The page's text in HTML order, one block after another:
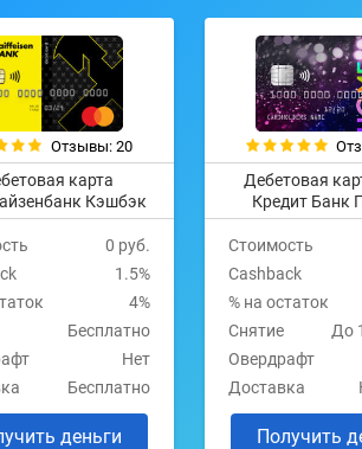
Отзывы: 20
карта
Кэшбэк
0 руб.
1.5%
4%
Бесплатно
Нет
Бесплатно
деньги
Дебетовая
Кредит Банк
Стоимость
Cashback
% на остаток
Снятие
До
Овердрафт
Доставка
Получить